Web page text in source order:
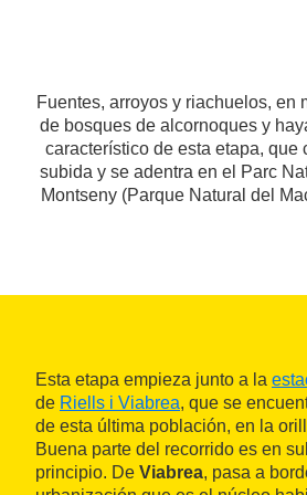
Fuentes, arroyos y riachuelos, en
de bosques de alcornoques y
característico de esta etapa, que
subida y se adentra en el Parc
Montseny (Parque Natural del
Esta etapa empieza junto a la
de Riells i Viabrea, que se
de esta última población, en la
Buena parte del recorrido es en
principio. De Viabrea, pasa a